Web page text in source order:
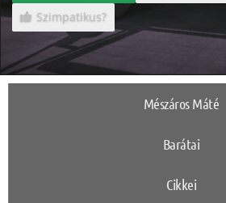
Szimpatikus?
Mészáros Máté
Barátai
Cikkei